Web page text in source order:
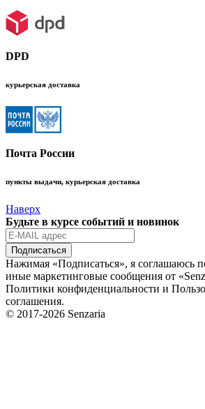
DPD
курьерская доставка
Почта России
пункты выдачи, курьерская доставка
Наверх
Будьте в курсе событий и новинок
Подписаться
Нажимая «Подписаться», я соглашаюсь
иные маркетинговые сообщения от
Политики конфиденциальности и
соглашения.
© 2017-2026 Senzaria